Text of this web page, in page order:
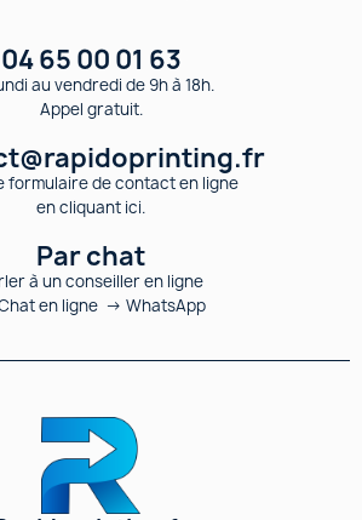
04 65 00 01 63
au vendredi de 9h à 18h.
Appel gratuit.
formulaire de contact en ligne
en cliquant ici.
Par chat
à un conseiller en ligne
en ligne → WhatsApp